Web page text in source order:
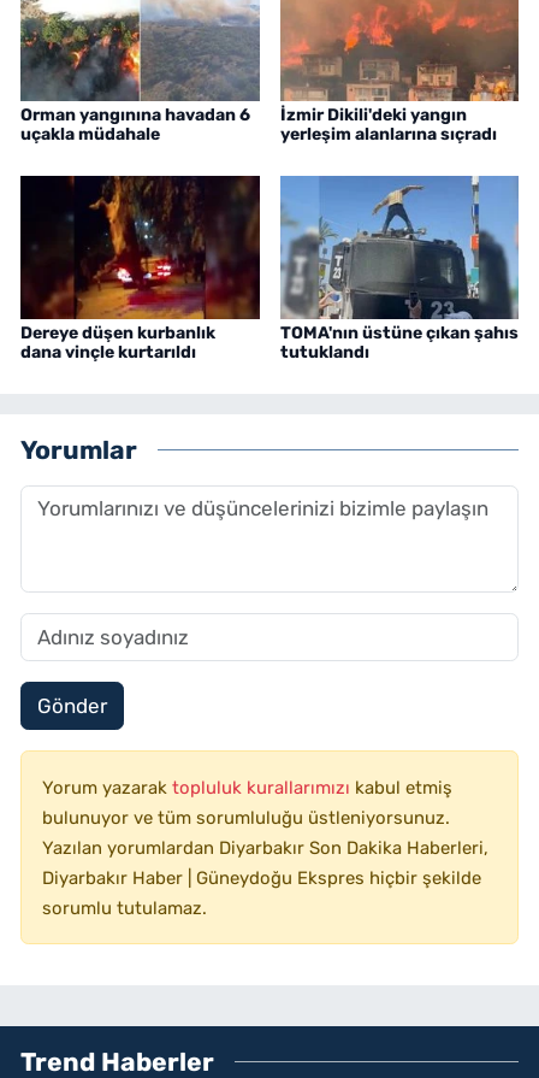
Orman yangınına havadan 6
uçakla müdahale
İzmir Dikili'deki yangın
yerleşim alanlarına sıçradı
Dereye düşen kurbanlık
dana vinçle kurtarıldı
TOMA'nın üstüne çıkan şahıs
tutuklandı
Yorumlar
Gönder
Yorum yazarak topluluk kurallarımızı kabul etmiş
bulunuyor ve tüm sorumluluğu üstleniyorsunuz.
Yazılan yorumlardan Diyarbakır Son Dakika Haberleri,
Diyarbakır Haber | Güneydoğu Ekspres hiçbir şekilde
sorumlu tutulamaz.
Trend Haberler